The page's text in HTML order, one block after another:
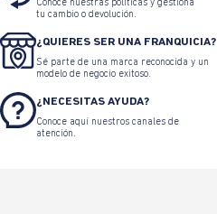
Conoce nuestras políticas y gestiona
tu cambio o devolución.
¿QUIERES SER UNA FRANQUICIA?
Sé parte de una marca reconocida y un
modelo de negocio exitoso.
¿NECESITAS AYUDA?
Conoce aquí nuestros canales de
atención.